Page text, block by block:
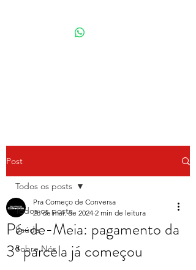
Post
Todos os posts
Saúde
Sobre Nós
Todos os posts
Pé-de-Meia: pagamento da
3ª parcela já começou
Pra Começo de Conversa
28 de mai. de 2024 2 min de leitura